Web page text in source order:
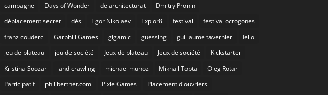
campagne
Days of Wonder de architecturat
Dmitry Pronin
déplacement secret
dés Egor Nikolaev Explor8 festival
festival octogones
franz couderc
Garphill Games gigamic guessing guillaume tavernier
Iello
jeu de plateau
jeu de société Jeux de plateau Jeux de société
Kickstarter
Kristina Soozar
land crawling michael munoz Mikhail Topta
Oleg Rotar
Participatif
philibertnet.com Pixie Games Placement d'ouvriers